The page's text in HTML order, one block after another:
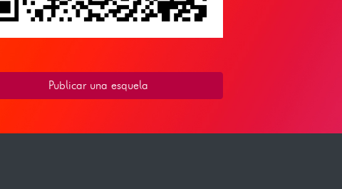
Publicar una esquela